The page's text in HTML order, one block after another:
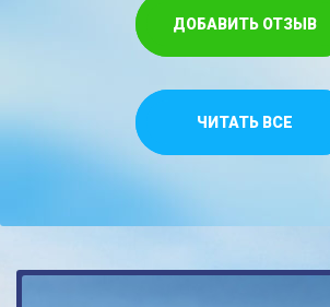
ДОБАВИТЬ ОТЗЫВ
ЧИТАТЬ ВСЕ